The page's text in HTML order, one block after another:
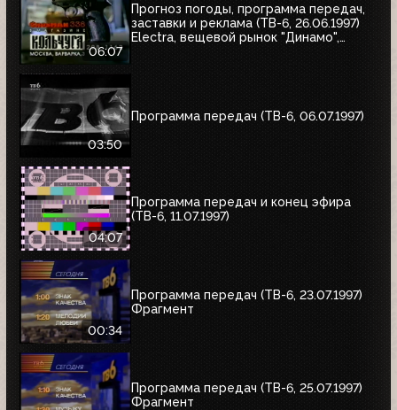
06:07
Прогноз погоды, программа передач,
заставки и реклама (ТВ-6, 26.06.1997)
Electra, вещевой рынок "Динамо",
03:50
Программа передач (ТВ-6, 06.07.1997)
04:07
Программа передач и конец эфира
(ТВ-6, 11.07.1997)
00:34
Программа передач (ТВ-6, 23.07.1997)
Фрагмент
Программа передач (ТВ-6, 25.07.1997)
Фрагмент